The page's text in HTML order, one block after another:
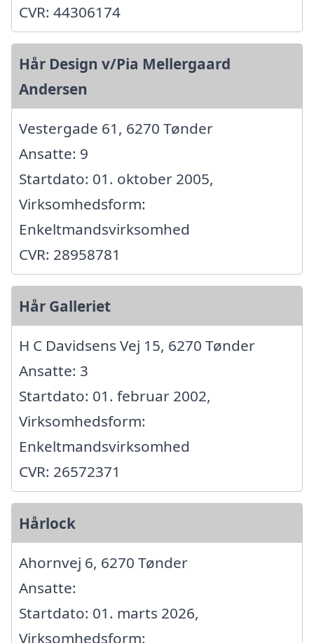
CVR: 44306174
Hår Design v/Pia Mellergaard
Andersen
Vestergade 61, 6270 Tønder
Ansatte: 9
Startdato: 01. oktober 2005,
Virksomhedsform:
Enkeltmandsvirksomhed
CVR: 28958781
Hår Galleriet
H C Davidsens Vej 15, 6270 Tønder
Ansatte: 3
Startdato: 01. februar 2002,
Virksomhedsform:
Enkeltmandsvirksomhed
CVR: 26572371
Hårlock
Ahornvej 6, 6270 Tønder
Ansatte:
Startdato: 01. marts 2026,
Virksomhedsform: